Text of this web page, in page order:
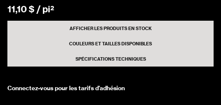
11,10$/ pi²
AFFICHER LES PRODUITS EN STOCK
COULEURS ET TAILLES DISPONIBLES
SPÉCIFICATIONS TECHNIQUES
Connectez-vous pour les tarifs d'adhésion